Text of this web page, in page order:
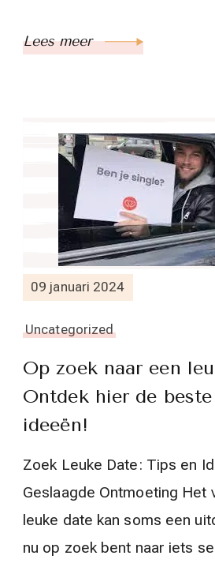
Lees meer
09 januari 2024
Uncategorized
Op zoek naar een
Ontdek hier de
ideeën!
Zoek Leuke Date: Tips en
Geslaagde Ontmoeting Het
leuke date kan soms een
nu op zoek bent naar iets